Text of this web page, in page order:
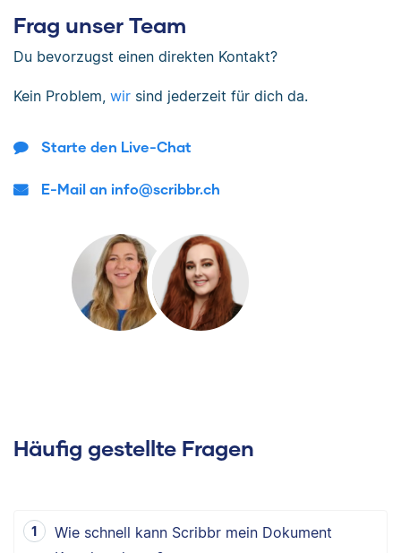
Frag unser Team
Du bevorzugst einen direkten Kontakt?
Kein Problem, wir sind jederzeit für dich da.
Starte den Live-Chat
E-Mail an info@scribbr.ch
Häufig gestellte Fragen
Wie schnell kann Scribbr mein Dokument